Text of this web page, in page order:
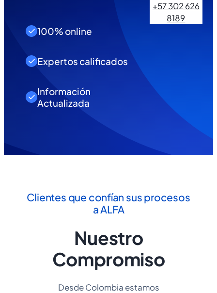
100% online
Expertos calificados
Información
Actualizada
+57 302 626
8189
Clientes que confían sus procesos
a ALFA
Nuestro
Compromiso
Desde Colombia estamos